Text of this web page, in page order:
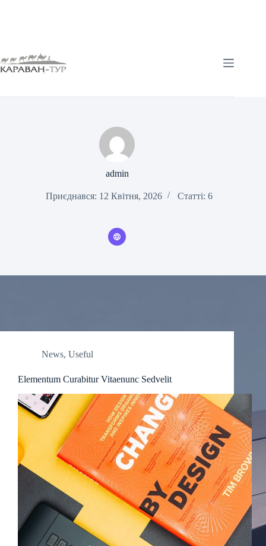
admin
Приєднався: 12 Квітня, 2026 Статті: 6
News, Useful
Elementum Curabitur Vitaenunc Sedvelit